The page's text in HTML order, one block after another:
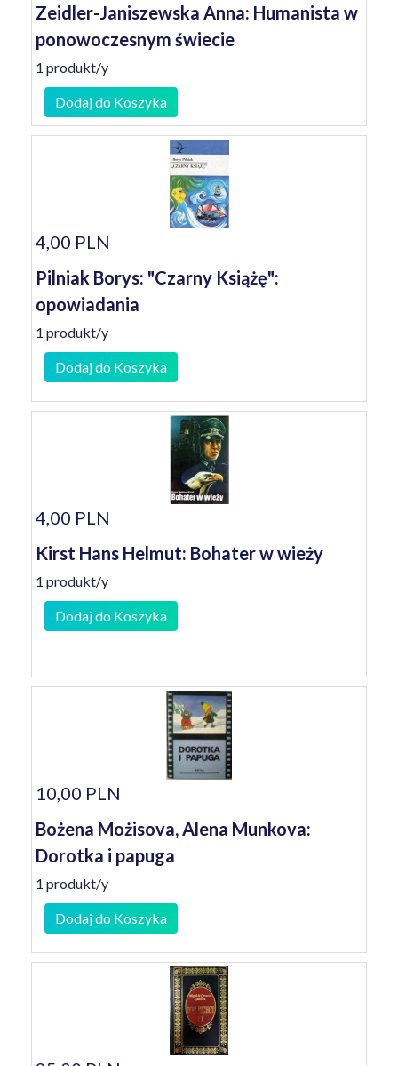
Zeidler-Janiszewska Anna: Humanista w
ponowoczesnym świecie
1 produkt/y
Dodaj do Koszyka
4,00 PLN
Pilniak Borys: "Czarny Książę":
opowiadania
1 produkt/y
Dodaj do Koszyka
4,00 PLN
Kirst Hans Helmut: Bohater w wieży
1 produkt/y
Dodaj do Koszyka
10,00 PLN
Bożena Możisova, Alena Munkova:
Dorotka i papuga
1 produkt/y
Dodaj do Koszyka